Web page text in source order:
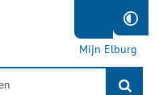
Mijn Elburg